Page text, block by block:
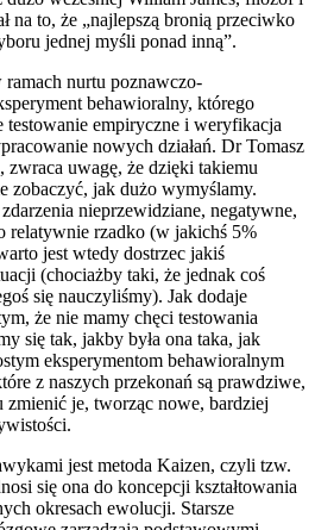
na to, że „najlepszą bronią przeciwko
jednej myśli ponad inną”.
ramach nurtu poznawczo-
behawioralny, którego
testowanie empiryczne i weryfikacja
nowych działań. Dr Tomasz
zwraca uwagę, że dzięki takiemu
zobaczyć, jak dużo wymyślamy.
nieprzewidziane, negatywne,
relatywnie rzadko (w jakichś 5%
jest wtedy dostrzec jakiś
(chociażby taki, że jednak coś
się nauczyliśmy). Jak dodaje
że nie mamy chęci testowania
się tak, jakby była ona taka, jak
eksperymentom behawioralnym
z naszych przekonań są prawdziwe,
zmienić je, tworząc nowe, bardziej
jest metoda Kaizen, czyli tzw.
się ona do koncepcji kształtowania
okresach ewolucji. Starsze